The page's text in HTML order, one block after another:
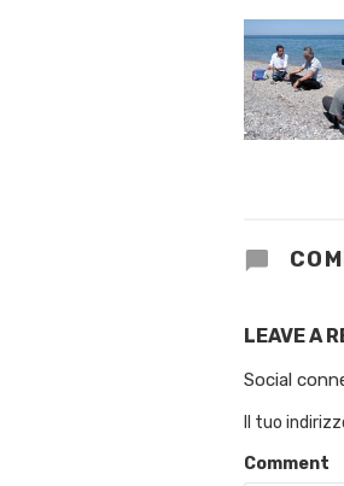
LEAVE A
Social
Il tuo
Comment